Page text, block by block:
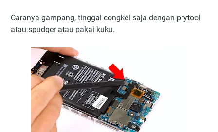
Caranya gampang, tinggal congkel saja dengan prytool
atau spudger atau pakai kuku.